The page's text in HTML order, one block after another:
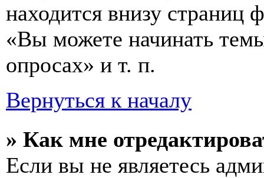
находится внизу
«Вы можете начинать
опросах» и т. п.
Вернуться к началу
» Как мне
Если вы не являетесь